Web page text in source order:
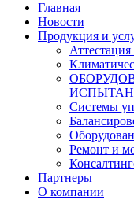
Главная
Новости
Продукция и
Системы
Ремонт и
Партнеры
О компании